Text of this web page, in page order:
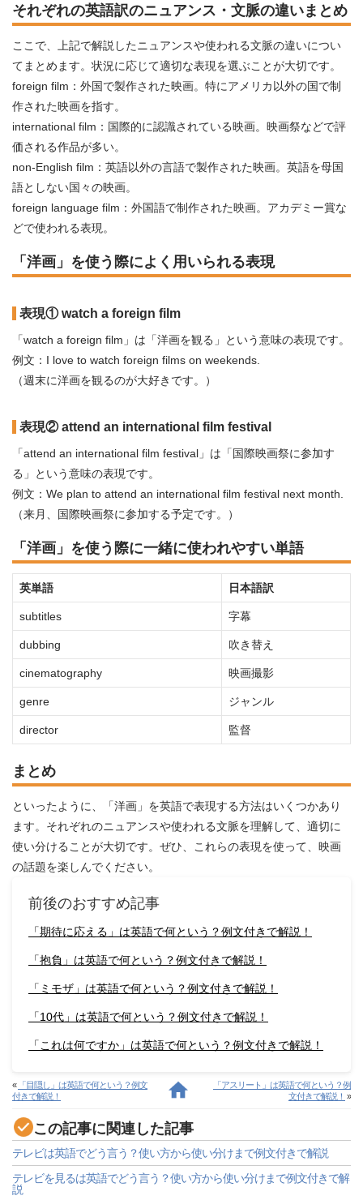
それぞれの英語訳のニュアンス・文脈の違いまとめ
ここで、上記で解説したニュアンスや使われる文脈の違いについ
てまとめます。状況に応じて適切な表現を選ぶことが大切です。
foreign film：外国で製作された映画。特にアメリカ以外の国で制
作された映画を指す。
international film：国際的に認識されている映画。映画祭などで評
価される作品が多い。
non-English film：英語以外の言語で製作された映画。英語を母国
語としない国々の映画。
foreign language film：外国語で制作された映画。アカデミー賞な
どで使われる表現。
「洋画」を使う際によく用いられる表現
表現① watch a foreign film
「watch a foreign film」は「洋画を観る」という意味の表現です。
例文：I love to watch foreign films on weekends.
（週末に洋画を観るのが大好きです。）
表現② attend an international film festival
「attend an international film festival」は「国際映画祭に参加す
る」という意味の表現です。
例文：We plan to attend an international film festival next month.
（来月、国際映画祭に参加する予定です。）
「洋画」を使う際に一緒に使われやすい単語
英単語 日本語訳
subtitles 字幕
dubbing 吹き替え
cinematography 映画撮影
genre ジャンル
director 監督
まとめ
といったように、「洋画」を英語で表現する方法はいくつかあり
ます。それぞれのニュアンスや使われる文脈を理解して、適切に
使い分けることが大切です。ぜひ、これらの表現を使って、映画
の話題を楽しんでください。
前後のおすすめ記事
「期待に応える」は英語で何という？例文付きで解説！
「抱負」は英語で何という？例文付きで解説！
「ミモザ」は英語で何という？例文付きで解説！
「10代」は英語で何という？例文付きで解説！
「これは何ですか」は英語で何という？例文付きで解説！
« 「目隠し」は英語で何という？例文
付きで解説！
「アスリート」は英語で何という？例
文付きで解説！ »
この記事に関連した記事
テレビは英語でどう言う？使い方から使い分けまで例文付きで解説
テレビを見るは英語でどう言う？使い方から使い分けまで例文付きで解
説